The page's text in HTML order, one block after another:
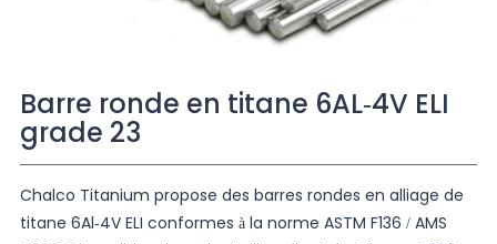
Barre ronde en titane 6AL-4V ELI
grade 23
Chalco Titanium propose des barres rondes en alliage de
titane 6Al-4V ELI conformes à la norme ASTM F136 / AMS